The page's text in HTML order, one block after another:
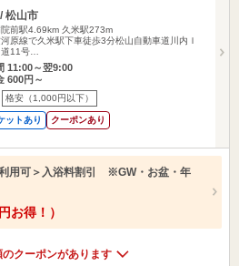
松山市
前駅4.69km 久米駅273m
原線で久米駅下車徒歩3分松山自動車道川内Ｉ
11号…
11:00～翌9:00
600円～
格安（1,000円以下）
ットあり クーポンあり
利用可＞入浴料割引 ※GW・お盆・年
お得！）
クーポンがあります